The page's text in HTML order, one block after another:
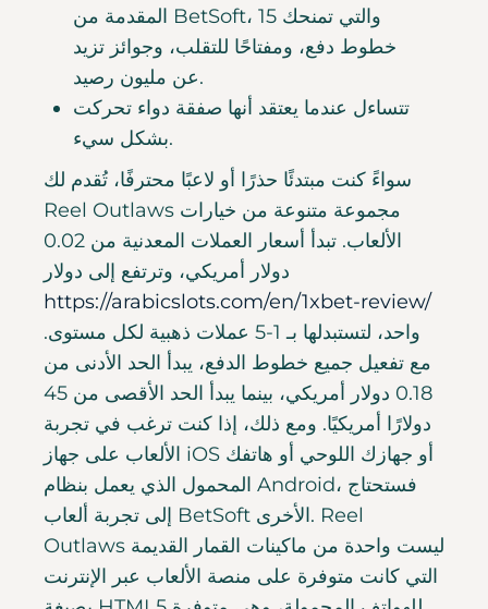
المقدمة من BetSoft، والتي تمنحك 15
خطوط دفع، ومفتاحًا للتقلب، وجوائز تزيد
عن مليون رصيد.
تتساءل عندما يعتقد أنها صفقة دواء تحركت
بشكل سيء.
سواءً كنت مبتدئًا حذرًا أو لاعبًا محترفًا، تُقدم لك
Reel Outlaws مجموعة متنوعة من خيارات
الألعاب. تبدأ أسعار العملات المعدنية من 0.02
دولار أمريكي، وترتفع إلى دولار
https://arabicslots.com/en/1xbet-review/
واحد، لتستبدلها بـ 1-5 عملات ذهبية لكل مستوى.
مع تفعيل جميع خطوط الدفع، يبدأ الحد الأدنى من
0.18 دولار أمريكي، بينما يبدأ الحد الأقصى من 45
دولارًا أمريكيًا. ومع ذلك، إذا كنت ترغب في تجربة
الألعاب على جهاز iOS أو جهازك اللوحي أو هاتفك
المحمول الذي يعمل بنظام Android، فستحتاج
إلى تجربة ألعاب BetSoft الأخرى. Reel
Outlaws ليست واحدة من ماكينات القمار القديمة
التي كانت متوفرة على منصة الألعاب عبر الإنترنت